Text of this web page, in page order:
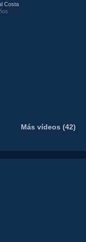
Costa
Más vídeos (42)